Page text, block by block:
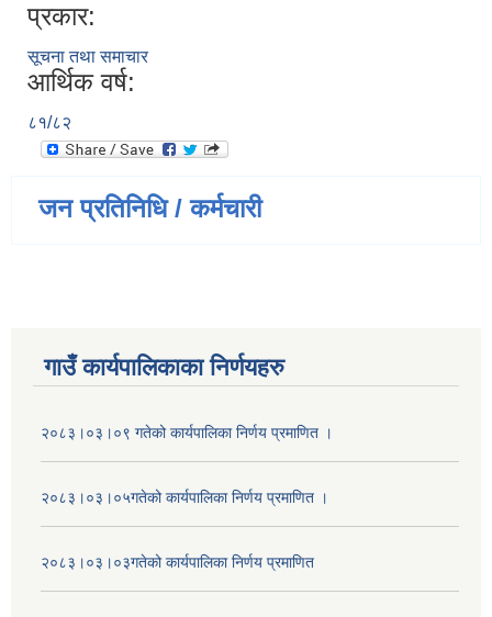
प्रकार:
सूचना तथा समाचार
आर्थिक वर्ष:
८१/८२
जन प्रतिनिधि / कर्मचारी
गाउँ कार्यपालिकाका निर्णयहरु
२०८३।०३।०९ गतेको कार्यपालिका निर्णय प्रमाणित ।
२०८३।०३।०५गतेको कार्यपालिका निर्णय प्रमाणित ।
२०८३।०३।०३गतेको कार्यपालिका निर्णय प्रमाणित